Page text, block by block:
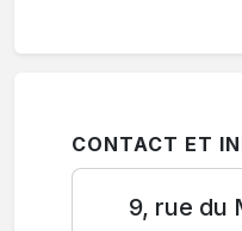
CONTACT ET
9, rue du